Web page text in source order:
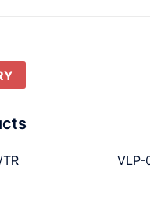
VLP-